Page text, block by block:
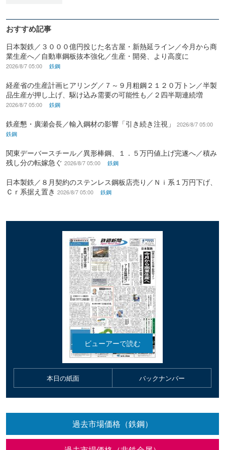
おすすめ記事
日本製鉄／３０００億円投じた名古屋・新熱延ライン／今月から商
業生産へ／自動車鋼板抜本強化／生産・開発、より高度に
2026/8/7 05:00 鉄鋼
経産省の生産計画ヒアリング／７～９月粗鋼２１２０万トン／半製
品生産が押し上げ、駆け込み需要の可能性も／２四半期連続増
2026/8/7 05:00 鉄鋼
鉄産懇・廣瀬会長／輸入鋼材の影響「引き続き注視」
2026/8/7 05:00
鉄鋼
関東デーバースチール／異形棒鋼、１．５万円値上げ完遂へ／積み
残し分の転嫁急ぐ 2026/8/7 05:00 鉄鋼
日本製鉄／８月契約のステンレス鋼板店売り／Ｎｉ系１万円下げ、
Ｃｒ系据え置き 2026/8/7 05:00 鉄鋼
本日の紙面 バックナンバー
過去市場価格（鉄鋼）